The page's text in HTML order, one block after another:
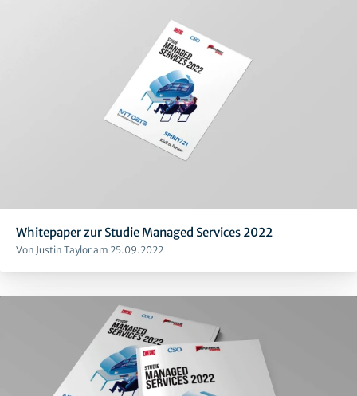
Whitepaper zur Studie Managed Services 2022
Von Justin Taylor am 25.09.2022